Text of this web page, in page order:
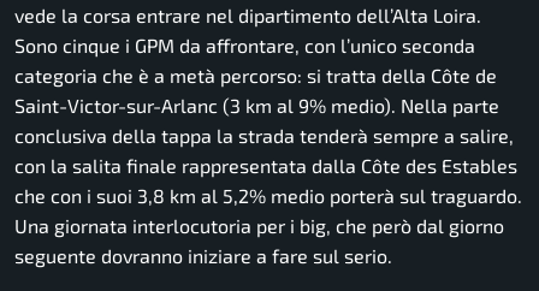
vede la corsa entrare nel dipartimento dell’Alta Loira.
Sono cinque i GPM da affrontare, con l’unico seconda
categoria che è a metà percorso: si tratta della Côte de
Saint-Victor-sur-Arlanc (3 km al 9% medio). Nella parte
conclusiva della tappa la strada tenderà sempre a salire,
con la salita finale rappresentata dalla Côte des Estables
che con i suoi 3,8 km al 5,2% medio porterà sul traguardo.
Una giornata interlocutoria per i big, che però dal giorno
seguente dovranno iniziare a fare sul serio.